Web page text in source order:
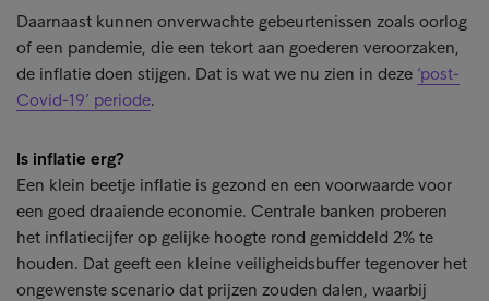
Daarnaast kunnen onverwachte gebeurtenissen zoals oorlog
of een pandemie, die een tekort aan goederen veroorzaken,
de inflatie doen stijgen. Dat is wat we nu zien in deze ‘post-
Covid-19’ periode.
Is inflatie erg?
Een klein beetje inflatie is gezond en een voorwaarde voor
een goed draaiende economie. Centrale banken proberen
het inflatiecijfer op gelijke hoogte rond gemiddeld 2% te
houden. Dat geeft een kleine veiligheidsbuffer tegenover het
ongewenste scenario dat prijzen zouden dalen, waarbij